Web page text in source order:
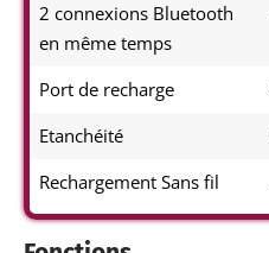
2 connexions Bluetooth
en même temps
Port de recharge
Etanchéité
Rechargement Sans fil